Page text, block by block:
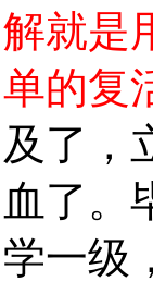
解就是
单的复
及了，
血了。
学一级